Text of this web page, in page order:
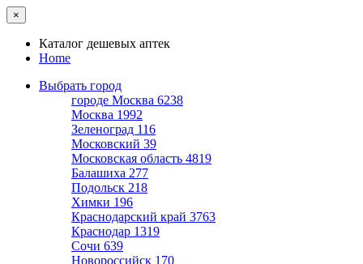
×
Каталог дешевых аптек
Home
Выбрать город
городе Москва 6238
Москва 1992
Зеленоград 116
Московский 39
Московская область 4819
Балашиха 277
Подольск 218
Химки 196
Краснодарский край 3763
Краснодар 1319
Сочи 639
Новороссийск 170